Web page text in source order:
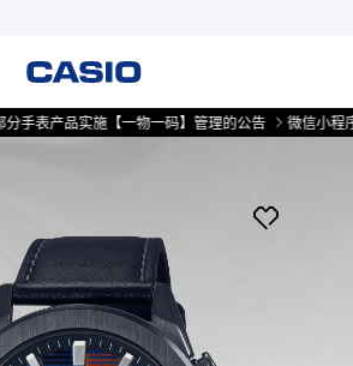
品实施【一物一码】管理的公告 微信小程序上线